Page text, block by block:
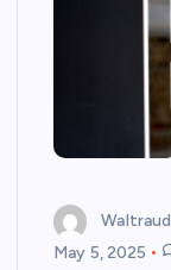
Waltraud
May 5, 2025